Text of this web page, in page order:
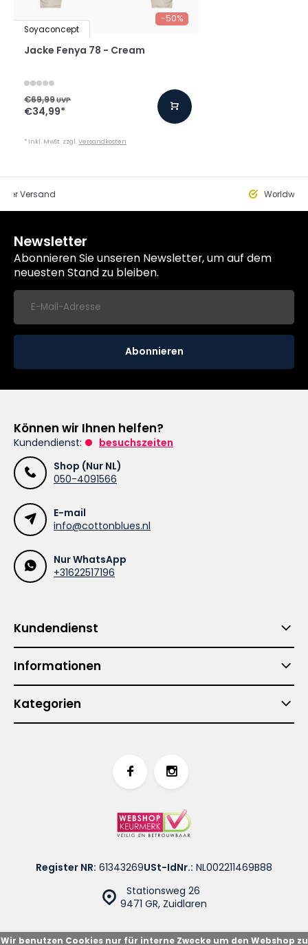
-50%
Soyaconcept
Jacke Fenya 78 - Cream
€69,99UVP
€34,99*
* Inkl. MwSt. zzgl.Versandkosten
Versand
Newsletter
Abonnieren Sie unseren Newsletter, um auf dem
neuesten Stand zu bleiben.
Abonnieren
Können wir Ihnen helfen?
Kundendienst:
besuchszeiten
Shop (Nur NL)
050-4091566
E-mail
info@cottonblues.nl
Nur WhatsApp
+31622517196
Kundendienst
Informationen
Kategorien
Stationsweg 26
9471 GR, Zuidlaren
Register NR: 61343269USt-IdNr.: NL002211469B88
Wir benutzen Cookies nur für interne Zwecke um den Webshop zu